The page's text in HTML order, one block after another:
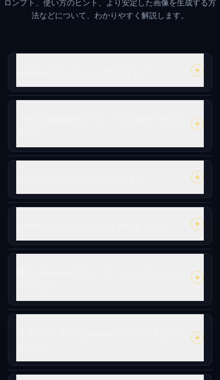
ロンプト、使い方のヒント、より安定した画像を生成する方
法などについて、わかりやすく解説します。